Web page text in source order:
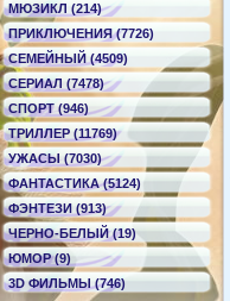
МЮЗИКЛ (214)
ПРИКЛЮЧЕНИЯ (7726)
СЕМЕЙНЫЙ (4509)
СЕРИАЛ (7478)
СПОРТ (946)
ТРИЛЛЕР (11769)
УЖАСЫ (7030)
ФАНТАСТИКА (5124)
ФЭНТЕЗИ (913)
ЧЕРНО-БЕЛЫЙ (19)
ЮМОР (9)
3D ФИЛЬМЫ (746)